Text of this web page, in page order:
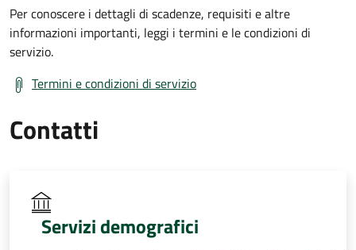
Per conoscere i dettagli di scadenze, requisiti e altre
informazioni importanti, leggi i termini e le condizioni di
servizio.
Termini e condizioni di servizio
Contatti
Servizi demografici